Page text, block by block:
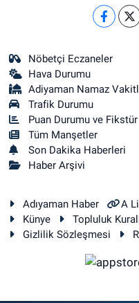
Nöbetçi Eczaneler
Hava Durumu
Adiyaman Namaz
Trafik Durumu
Puan Durumu ve Fikstür
Tüm Manşetler
Son Dakika Haberleri
Haber Arşivi
Adıyaman Haber A
Künye
Topluluk
Gizlilik Sözleşmesi